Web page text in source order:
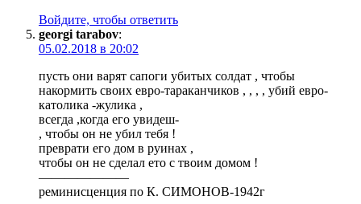
Войдите, чтобы ответить
georgi tarabov:
05.02.2018 в 20:02
пусть они варят сапоги убитых солдат , чтобы
накормить своих евро-тараканчиков , , , , убий евро-
католика -жулика ,
всегда ,когда его увидеш-
, чтобы он не убил тебя !
преврати его дом в руинах ,
чтобы он не сделал ето с твоим домом !
———————
реминисценция по К. СИМОНОВ-1942г